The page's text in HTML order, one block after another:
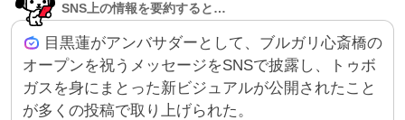
SNS上の情報を要約すると…
目黒蓮がアンバサダーとして、ブルガリ心斎橋の
オープンを祝うメッセージをSNSで披露し、トゥボ
ガスを身にまとった新ビジュアルが公開されたこと
が多くの投稿で取り上げられた。